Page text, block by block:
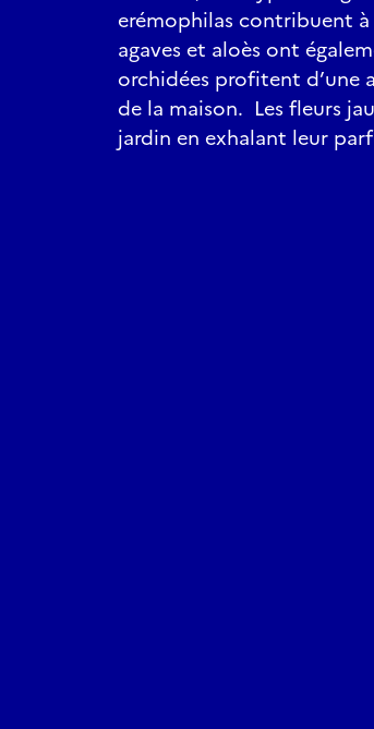
erémophilas contribuent
agaves et aloès ont
orchidées profitent d’une
de la maison. Les fleurs
jardin en exhalant leur